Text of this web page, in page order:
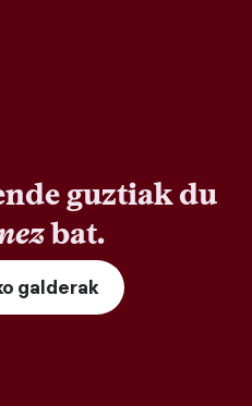
guztiak du
bat.
galderak